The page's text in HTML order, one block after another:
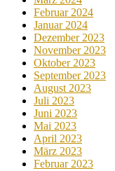
Februar 2024
Januar 2024
Dezember 2023
November 2023
Oktober 2023
September 2023
August 2023
Juli 2023
Juni 2023
Mai 2023
April 2023
März 2023
Februar 2023